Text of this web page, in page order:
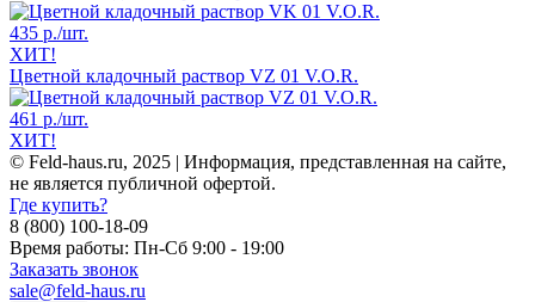
435 р./шт.
ХИТ!
Цветной кладочный раствор VZ 01 V.O.R.
461 р./шт.
ХИТ!
© Feld-haus.ru, 2025 | Информация, представленная на сайте,
не является публичной офертой.
Где купить?
8 (800) 100-18-09
Время работы: Пн-Сб 9:00 - 19:00
Заказать звонок
sale@feld-haus.ru